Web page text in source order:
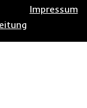
Impressum